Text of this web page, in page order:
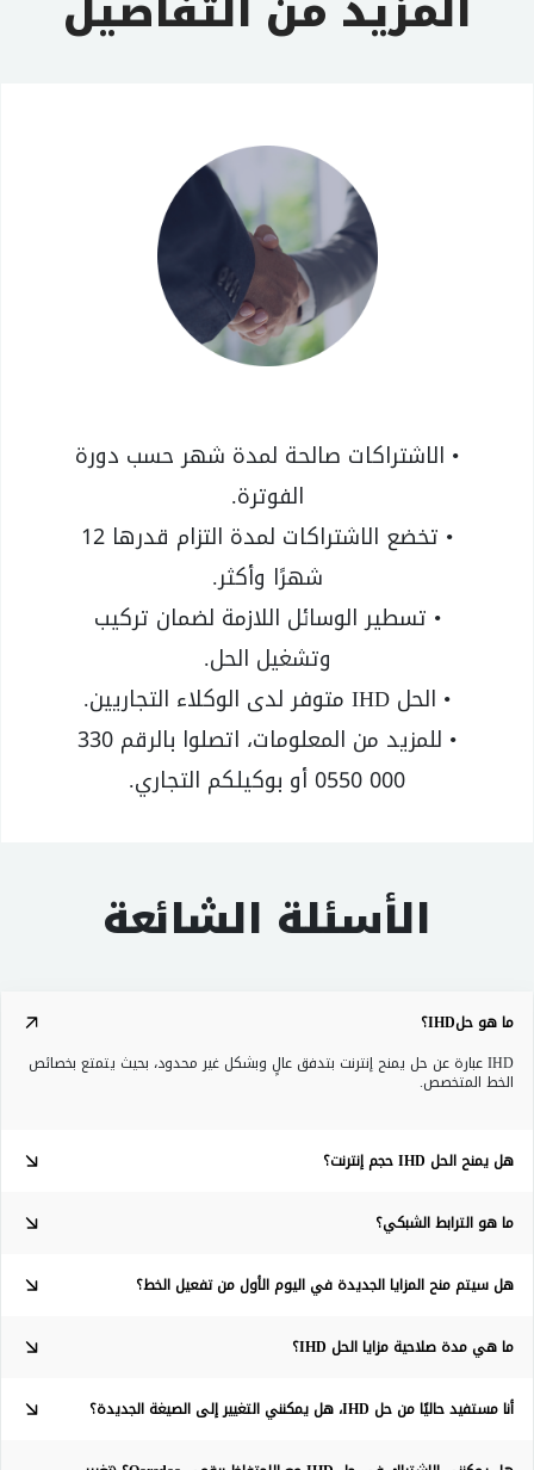
• الاشتراكات صالحة لمدة شهر حسب دورة
الفوترة.
• تخضع الاشتراكات لمدة التزام قدرها 12
شهرًا وأكثر.
• تسطير الوسائل اللازمة لضمان تركيب
وتشغيل الحل.
• الحل IHD متوفر لدى الوكلاء التجاريين.
• للمزيد من المعلومات، اتصلوا بالرقم 330
000 0550 أو بوكيلكم التجاري.
الأسئلة الشائعة
ما هو حلIHD؟
IHD عبارة عن حل يمنح إنترنت بتدفق عالٍ وبشكل غير محدود، بحيث يتمتع بخصائص
الخط المتخصص.
هل يمنح الحل IHD حجم إنترنت؟
ما هو الترابط الشبكي؟
هل سيتم منح المزايا الجديدة في اليوم الأول من تفعيل الخط؟
ما هي مدة صلاحية مزايا الحل IHD؟
أنا مستفيد حاليًا من حل IHD، هل يمكنني التغيير إلى الصيغة الجديدة؟